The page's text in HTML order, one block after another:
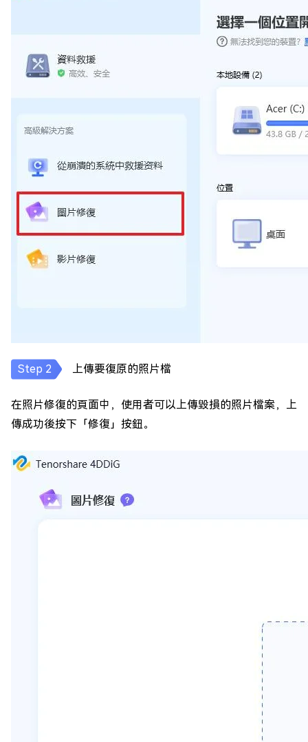
上傳要復原的照片檔
在照片修復的頁面中，使用者可以上傳毀損的照片檔案，上
傳成功後按下「修復」按鈕。